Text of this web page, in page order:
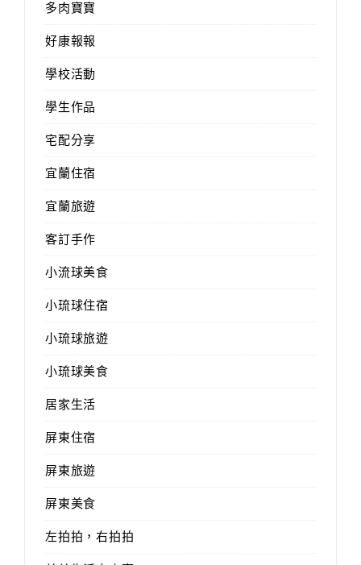
多肉寶寶
好康報報
學校活動
學生作品
宅配分享
宜蘭住宿
宜蘭旅遊
客訂手作
小流球美食
小琉球住宿
小琉球旅遊
小琉球美食
居家生活
屏東住宿
屏東旅遊
屏東美食
左拍拍，右拍拍